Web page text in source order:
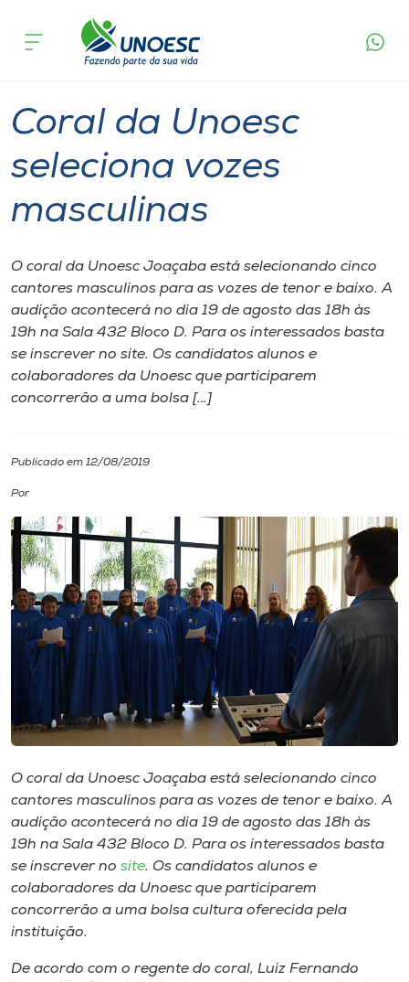
Cursos
Pesquisa
Atendimento ao Estudante
Portal de Ensino
A
Internacionalização
Cultura
CPA
Biblioteca
Editora
Rádio
Museu
Unoesc
Store
acontece
Coral da Unoesc
seleciona vozes
masculinas
O coral da Unoesc Joaçaba está selecionando cinco
cantores masculinos para as vozes de tenor e baixo. A
audição acontecerá no dia 19 de agosto das 18h às
19h na Sala 432 Bloco D. Para os interessados basta
se inscrever no site. Os candidatos alunos e
colaboradores da Unoesc que participarem
concorrerão a uma bolsa […]
Publicado em 12/08/2019
Por
O coral da Unoesc Joaçaba está selecionando cinco
cantores masculinos para as vozes de tenor e baixo. A
audição acontecerá no dia 19 de agosto das 18h às
19h na Sala 432 Bloco D. Para os interessados basta
se inscrever no site. Os candidatos alunos e
colaboradores da Unoesc que participarem
concorrerão a uma bolsa cultura oferecida pela
instituição.
De acordo com o regente do coral, Luiz Fernando